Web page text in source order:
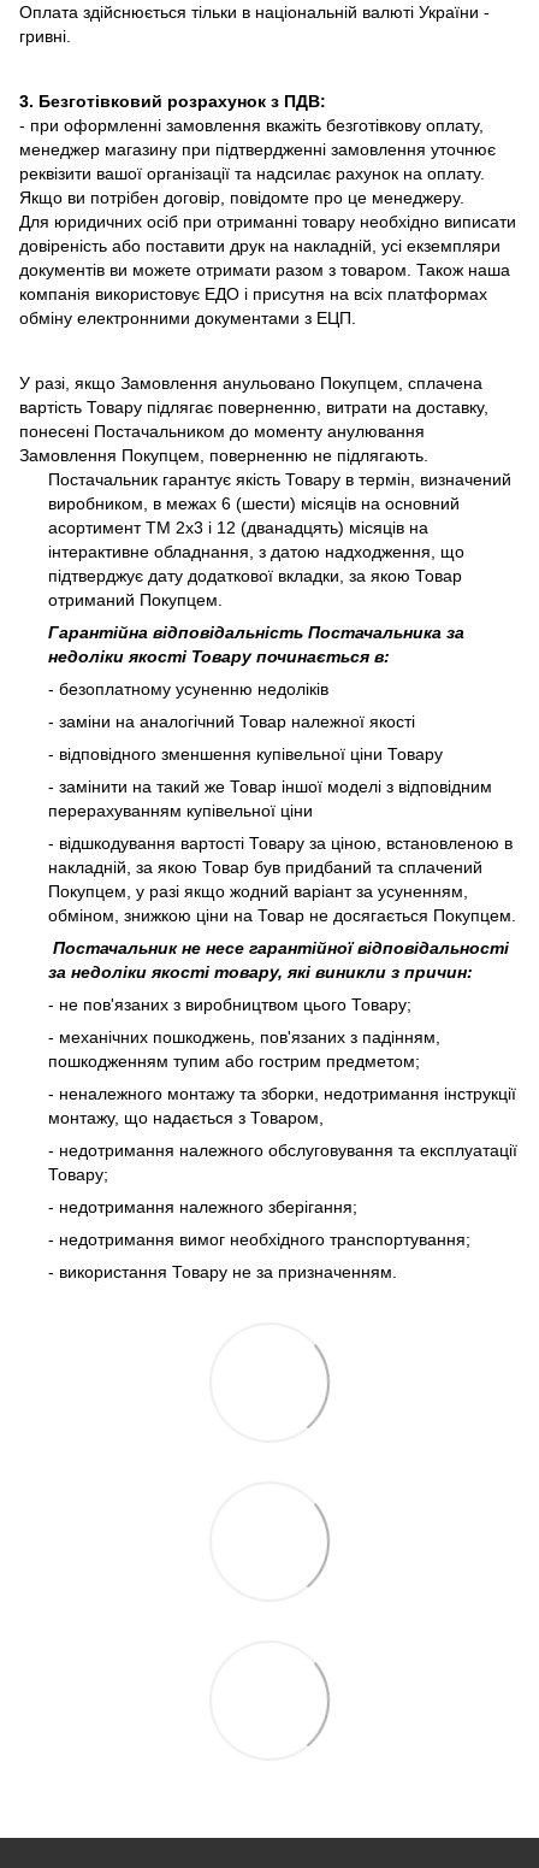
Оплата здійснюється тільки в національній валюті України -
гривні.
3. Безготівковий розрахунок з ПДВ:
- при оформленні замовлення вкажіть безготівкову оплату,
менеджер магазину при підтвердженні замовлення уточнює
реквізити вашої організації та надсилає рахунок на оплату.
Якщо ви потрібен договір, повідомте про це менеджеру.
Для юридичних осіб при отриманні товару необхідно виписати
довіреність або поставити друк на накладній, усі екземпляри
документів ви можете отримати разом з товаром. Також наша
компанія використовує ЕДО і присутня на всіх платформах
обміну електронними документами з ЕЦП.
У разі, якщо Замовлення анульовано Покупцем, сплачена
вартість Товару підлягає поверненню, витрати на доставку,
понесені Постачальником до моменту анулювання
Замовлення Покупцем, поверненню не підлягають.
Постачальник гарантує якість Товару в термін, визначений
виробником, в межах 6 (шести) місяців на основний
асортимент ТМ 2х3 і 12 (дванадцять) місяців на
інтерактивне обладнання, з датою надходження, що
підтверджує дату додаткової вкладки, за якою Товар
отриманий Покупцем.
Гарантійна відповідальність Постачальника за
недоліки якості Товару починається в:
- безоплатному усуненню недоліків
- заміни на аналогічний Товар належної якості
- відповідного зменшення купівельної ціни Товару
- замінити на такий же Товар іншої моделі з відповідним
перерахуванням купівельної ціни
- відшкодування вартості Товару за ціною, встановленою в
накладній, за якою Товар був придбаний та сплачений
Покупцем, у разі якщо жодний варіант за усуненням,
обміном, знижкою ціни на Товар не досягається Покупцем.
Постачальник не несе гарантійної відповідальності
за недоліки якості товару, які виникли з причин:
- не пов'язаних з виробництвом цього Товару;
- механічних пошкоджень, пов'язаних з падінням,
пошкодженням тупим або гострим предметом;
- неналежного монтажу та зборки, недотримання інструкції
монтажу, що надається з Товаром,
- недотримання належного обслуговування та експлуатації
Товару;
- недотримання належного зберігання;
- недотримання вимог необхідного транспортування;
- використання Товару не за призначенням.